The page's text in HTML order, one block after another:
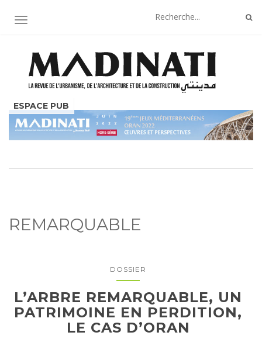
AFFICHER/MASQUER LA NAVIGATION
REMARQUABLE
DOSSIER
L’ARBRE REMARQUABLE, UN
PATRIMOINE EN PERDITION,
LE CAS D’ORAN